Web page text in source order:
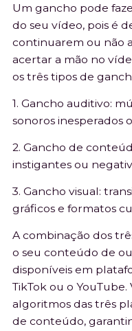
Um gancho pode
do seu vídeo, pois é
continuarem ou não
acertar a mão no
os três tipos de
1. Gancho auditivo:
sonoros inesperados
2. Gancho de
instigantes ou
3. Gancho visual:
gráficos e formatos
A combinação dos
o seu conteúdo de
disponíveis em
TikTok ou o
algoritmos das três
de conteúdo,